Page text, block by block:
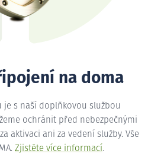
na doma
s naší doplňkovou službou
ochránit před nebezpečnými
aktivaci ani za vedení služby. Vše
Zjistěte více informací.